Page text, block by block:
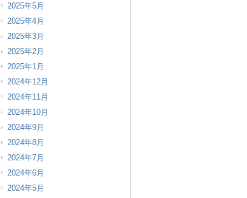
2025年5月
2025年4月
2025年3月
2025年2月
2025年1月
2024年12月
2024年11月
2024年10月
2024年9月
2024年8月
2024年7月
2024年6月
2024年5月